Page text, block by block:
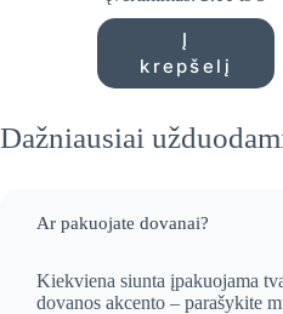
Į
krepšelį
Dažniausiai
Ar pakuojate dovanai?
Kiekviena siunta įpakuojama
dovanos akcento – parašykite